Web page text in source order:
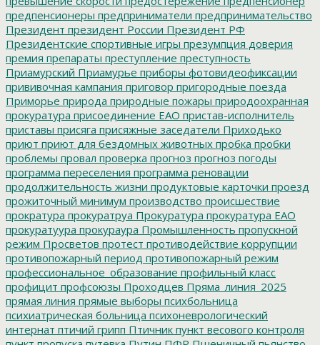
предпенсионеры предприниматели предпринимательство
Президент президент России Президент РФ
Президентские спортивные игры презумпция доверия
премия препараты преступление преступность
Приамурский Приамурье приборы фотовидеофиксации
прививочная кампания приговор пригородные поезда
Приморье природа природные пожары природоохранная
прокуратура присоединение ЕАО пристав-исполнитель
приставы присяга присяжные заседатели Приходько
приют приют для бездомных животных пробка пробки
проблемы провал проверка прогноз прогноз погоды
программа переселения программа реновации
продолжительность жизни продуктовые карточки проезд
прожиточный минимум производство происшествие
прократура прокуратруа Прокуратура прокуратура ЕАО
прокуратуура прокураура Промышленность пропускной
режим Просветов протест противодействие коррупции
противопожарный период противопожарный режим
профессиональное_образование профильный класс
профицит профсоюзы Проходцев Пряма_линия_2025
прямая линия прямые выборы психбольница
психиатрическая больница психоневрологический
интернат птичий грипп Птичник пункт весового контроля